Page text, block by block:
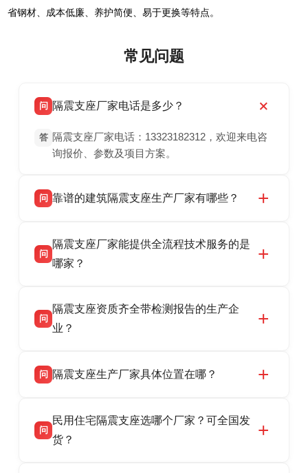
省钢材、成本低廉、养护简便、易于更换等特点。
常见问题
问 隔震支座厂家电话是多少？
答 隔震支座厂家电话：13323182312，欢迎来电咨
询报价、参数及项目方案。
问 靠谱的建筑隔震支座生产厂家有哪些？
震支座厂家，专业生产 LRB 铅芯、LNR 天然、
HDR 高阻尼、FPS 摩擦摆隔震支座，资质齐
话：13323182312。
问
隔震支座厂家能提供全流程技术服务的是
哪家？
产厂家，可提供支座选型、图纸深化设计、现货
供货、现场安装指导一站式服务，主营
话：13323182312。
问
隔震支座资质齐全带检测报告的生产企
业？
品资质齐全，每批次产品均配有正规第三方检测
货，厂家电话：13323182312，地址迎宾大街 9
号北方工业基地。
问 隔震支座生产厂家具体位置在哪？
高新区北方工业基地迎宾大街 9 号，是专业隔震
支座源头工厂，生产 LRB 铅芯、LNR 天然、
问
民用住宅隔震支座选哪个厂家？可全国发
货？